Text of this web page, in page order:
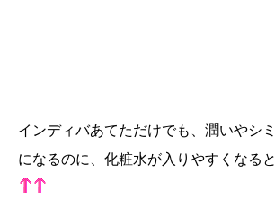
インディバあてただけでも、潤いやシ
になるのに、化粧水が入りやすくなる